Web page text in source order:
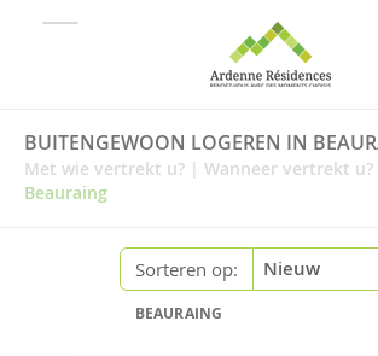
BUITENGEWOON LOGEREN IN
Met wie vertrekt u? | Wanneer vertrekt u?
Beauraing
Sorteren op:
BEAURAING